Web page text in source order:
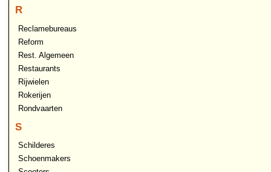
R
Reclamebureaus
Reform
Rest. Algemeen
Restaurants
Rijwielen
Rokerijen
Rondvaarten
S
Schilderes
Schoenmakers